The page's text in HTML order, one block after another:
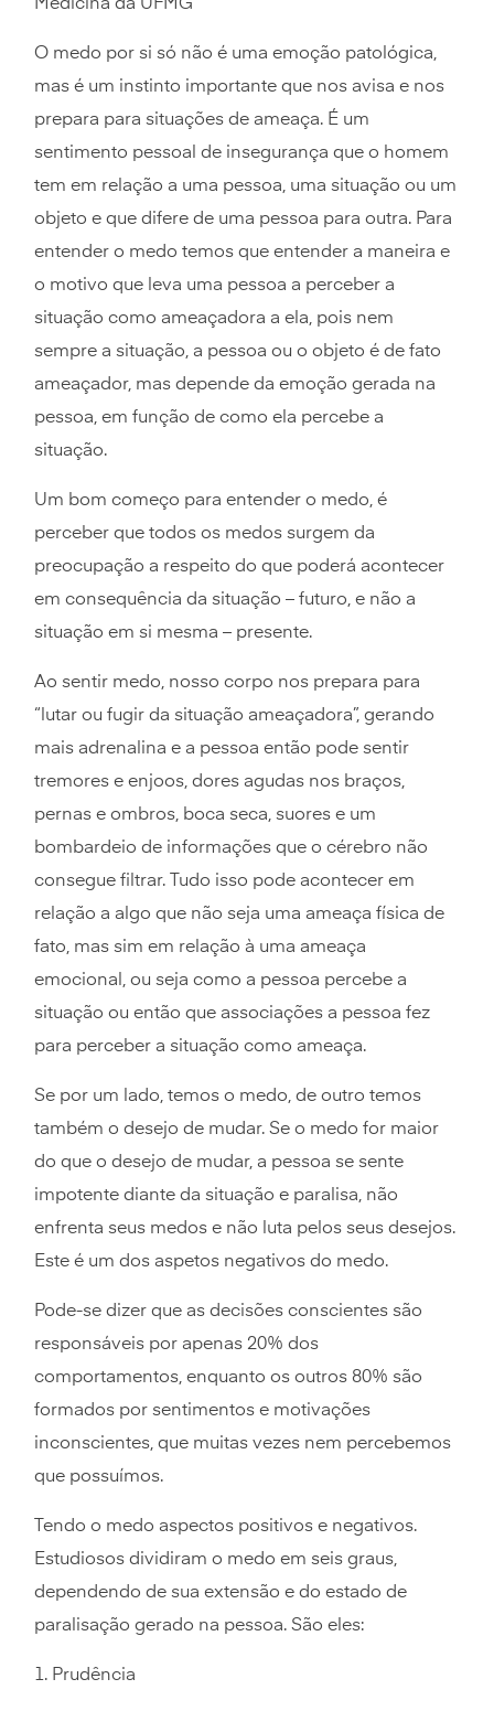
Medicina da UFMG
O medo por si só não é uma emoção patológica,
mas é um instinto importante que nos avisa e nos
prepara para situações de ameaça. É um
sentimento pessoal de insegurança que o homem
tem em relação a uma pessoa, uma situação ou um
objeto e que difere de uma pessoa para outra. Para
entender o medo temos que entender a maneira e
o motivo que leva uma pessoa a perceber a
situação como ameaçadora a ela, pois nem
sempre a situação, a pessoa ou o objeto é de fato
ameaçador, mas depende da emoção gerada na
pessoa, em função de como ela percebe a
situação.
Um bom começo para entender o medo, é
perceber que todos os medos surgem da
preocupação a respeito do que poderá acontecer
em consequência da situação – futuro, e não a
situação em si mesma – presente.
Ao sentir medo, nosso corpo nos prepara para
“lutar ou fugir da situação ameaçadora”, gerando
mais adrenalina e a pessoa então pode sentir
tremores e enjoos, dores agudas nos braços,
pernas e ombros, boca seca, suores e um
bombardeio de informações que o cérebro não
consegue filtrar. Tudo isso pode acontecer em
relação a algo que não seja uma ameaça física de
fato, mas sim em relação à uma ameaça
emocional, ou seja como a pessoa percebe a
situação ou então que associações a pessoa fez
para perceber a situação como ameaça.
Se por um lado, temos o medo, de outro temos
também o desejo de mudar. Se o medo for maior
do que o desejo de mudar, a pessoa se sente
impotente diante da situação e paralisa, não
enfrenta seus medos e não luta pelos seus desejos.
Este é um dos aspetos negativos do medo.
Pode-se dizer que as decisões conscientes são
responsáveis por apenas 20% dos
comportamentos, enquanto os outros 80% são
formados por sentimentos e motivações
inconscientes, que muitas vezes nem percebemos
que possuímos.
Tendo o medo aspectos positivos e negativos.
Estudiosos dividiram o medo em seis graus,
dependendo de sua extensão e do estado de
paralisação gerado na pessoa. São eles:
1. Prudência